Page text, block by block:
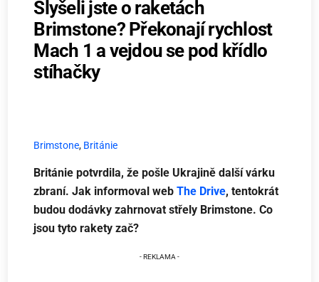
Slyšeli jste o raketách
Brimstone? Překonají rychlost
Mach 1 a vejdou se pod křídlo
stíhačky
Brimstone, Británie
Británie potvrdila, že pošle Ukrajině další várku
zbraní. Jak informoval webThe Drive, tentokrát
budou dodávky zahrnovat střely Brimstone. Co
jsou tyto rakety zač?